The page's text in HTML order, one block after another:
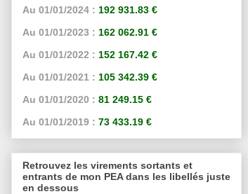
Au 01/01/2024 : 192 931.83 €
Au 01/01/2023 : 162 062.91 €
Au 01/01/2022 : 152 167.42 €
Au 01/01/2021 : 105 342.39 €
Au 01/01/2020 : 81 249.15 €
Au 01/01/2019 : 73 433.19 €
Retrouvez les virements sortants et
entrants de mon PEA dans les libellés juste
en dessous